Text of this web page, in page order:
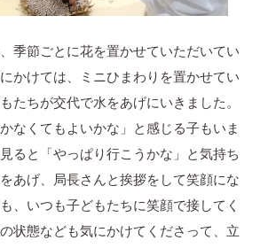
季節ごとに花を置かせていただいてい
かけては、ミニひまわりを置かせてい
たちが交代で水をあげにいきました。
なくてもよいかな」と感じる子もいま
ると「やっぱり行こうかな」と気持ち
あげ、局長さんと挨拶をして笑顔にな
、いつも子どもたちに笑顔で接してく
状態なども気にかけてくださって、立